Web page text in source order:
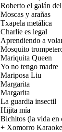
Roberto el galán
Moscas y arañas
Txapela metálica
Charlie es legal
Aprendiendo a
Mosquito
Mariquita Queen
Yo no tengo madre
Mariposa Liu
Margarita
Margarita
La guardia insectil
Hijita mía
Bichitos (la vida en
+ Xomorro